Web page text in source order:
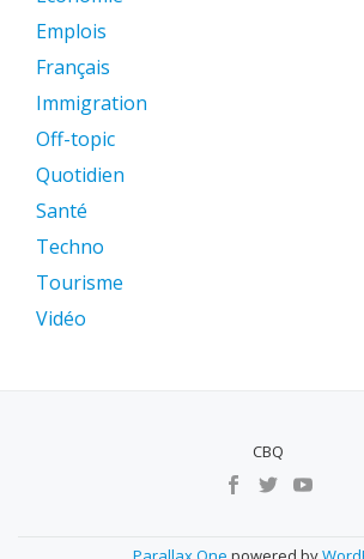
Emplois
Français
Immigration
Off-topic
Quotidien
Santé
Techno
Tourisme
Vidéo
CBQ